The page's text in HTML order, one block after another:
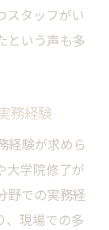
スタッフがい
という声も多
務経験
経験が求めら
大学院修了が
野での実務経
、現場での多